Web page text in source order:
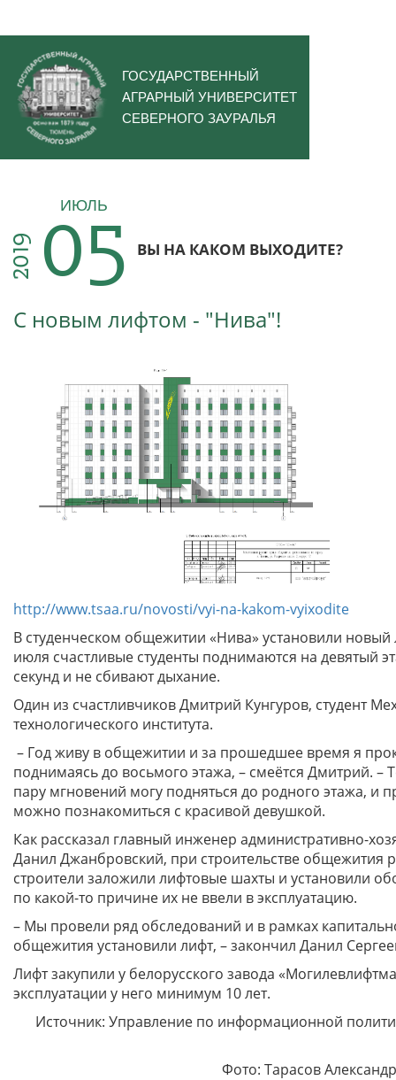
ГОСУДАРСТВЕННЫЙ
АГРАРНЫЙ УНИВЕРСИТЕТ
СЕВЕРНОГО ЗАУРАЛЬЯ
2019
ИЮЛЬ
05 ВЫ НА КАКОМ ВЫХОДИТЕ?
С новым лифтом - "Нива"!
http://www.tsaa.ru/novosti/vyi-na-kakom-vyixodite
В студенческом общежитии «Нива» установили новый
июля счастливые студенты поднимаются на девятый
секунд и не сбивают дыхание.
Один из счастливчиков Дмитрий Кунгуров, студент
технологического института.
– Год живу в общежитии и за прошедшее время я
поднимаясь до восьмого этажа, – смеётся Дмитрий. –
пару мгновений могу подняться до родного этажа, и
можно познакомиться с красивой девушкой.
Как рассказал главный инженер административно-
Данил Джанбровский, при строительстве общежития
строители заложили лифтовые шахты и установили
по какой-то причине их не ввели в эксплуатацию.
– Мы провели ряд обследований и в рамках
общежития установили лифт, – закончил Данил
Лифт закупили у белорусского завода
эксплуатации у него минимум 10 лет.
Источник: Управление по информационной
Фото: Тарасов